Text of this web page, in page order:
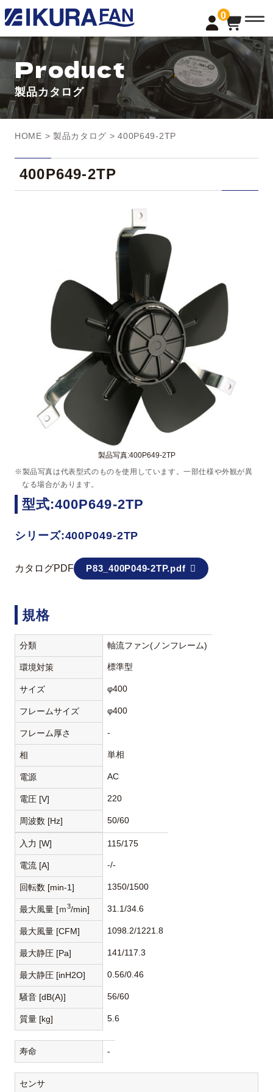
0
t
o
g
l
e
a
v
i
g
a
n
Product
製品カタログ
HOME > 製品カタログ > 400P649-2TP
400P649-2TP
製品写真:400P649-2TP
※製品写真は代表型式のものを使用しています。一部仕様や外観が異
なる場合があります。
型式:400P649-2TP
シリーズ:400P049-2TP
カタログPDF P83_400P049-2TP.pdf
規格
分類 軸流ファン(ノンフレーム)
環境対策 標準型
サイズ φ400
フレームサイズ φ400
フレーム厚さ -
相 単相
電源 AC
電圧 [V] 220
周波数 [Hz] 50/60
入力 [W] 115/175
電流 [A] -/-
回転数 [min-1] 1350/1500
最大風量 [ｍ3/min] 31.1/34.6
最大風量 [CFM] 1098.2/1221.8
最大静圧 [Pa] 141/117.3
最大静圧 [inH2O] 0.56/0.46
騒音 [dB(A)] 56/60
質量 [kg] 5.6
寿命 -
センサ